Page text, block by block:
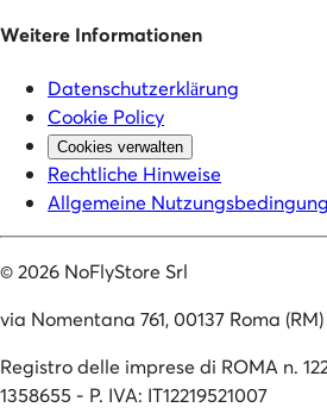
Weitere Informationen
Datenschutzerklärung
Cookie Policy
Cookies verwalten
Rechtliche Hinweise
Allgemeine
©2026 NoFlyStore Srl
via Nomentana 761, 00137 Roma
Registro delle imprese di ROMA n.
1358655 - P. IVA: IT12219521007